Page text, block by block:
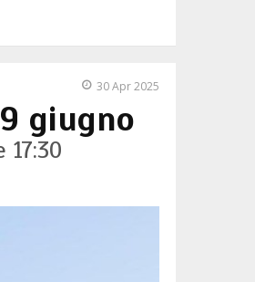
30 Apr 2025
giugno